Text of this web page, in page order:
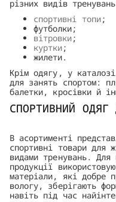
різних видів
спортивні топи;
футболки;
вітровки;
куртки;
жилети.
Крім одягу, у
для занять спортом:
балетки, кросівки й
СПОРТИВНИЙ ОДЯГ
В асортименті
спортивні товари для
видами тренувань. Для
продукції
матеріали, які добре
вологу, зберігають
навіть під час